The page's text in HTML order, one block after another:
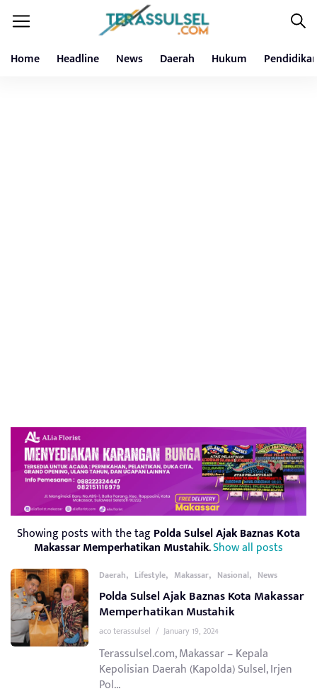
Home Headline News Daerah Hukum
Showing posts with the tagPolda Sulsel Ajak Baznas Kota
Makassar Memperhatikan Mustahik.Show all posts
Daerah, Lifestyle, Makassar, Nasional, News
Polda Sulsel Ajak Baznas Kota Makassar
Memperhatikan Mustahik
aco terassulsel / January 19, 2024
Terassulsel.com, Makassar – Kepala
Kepolisian Daerah (Kapolda) Sulsel, Irjen
Pol...